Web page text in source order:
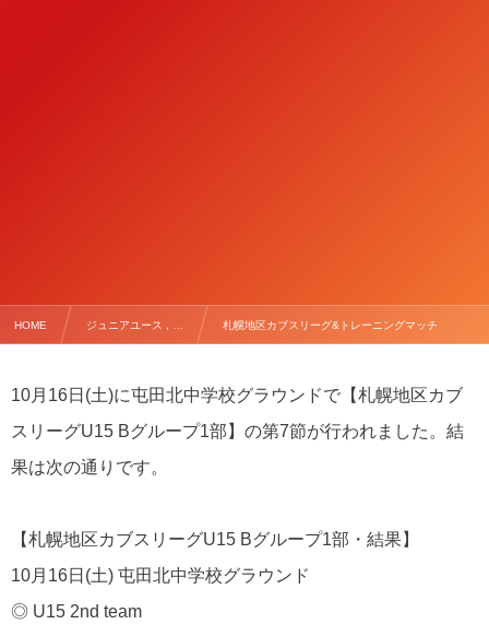
HOME ジュニアユース , … 札幌地区カブスリーグ&トレーニングマッチ
10月16日(土)に屯田北中学校グラウンドで【札幌地区カブ
スリーグU15 Bグループ1部】の第7節が行われました。結
果は次の通りです。
【札幌地区カブスリーグU15 Bグループ1部・結果】
10月16日(土) 屯田北中学校グラウンド
◎ U15 2nd team